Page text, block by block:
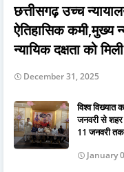
छत्तीसगढ़ उच्च
ऐतिहासिक कमी,मुख्य
न्यायिक दक्षता को
December 31, 2025
विश्व
जनवरी से शहर
11 जनवरी
January